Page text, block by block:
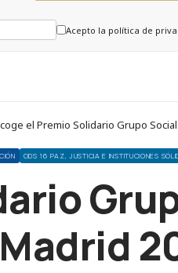
Acepto la política de
el Premio Solidario Grupo
ODS 16 PAZ, JUSTICIA E INSTITUCIONES